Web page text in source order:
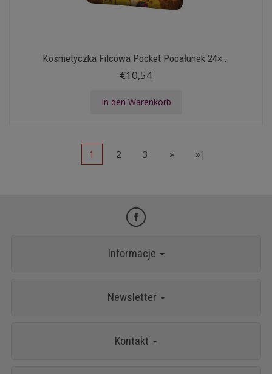
Kosmetyczka Filcowa Pocket Pocałunek 24×...
€10,54
In den Warenkorb
1 2 3 » »|
Informacje
Newsletter
Kontakt